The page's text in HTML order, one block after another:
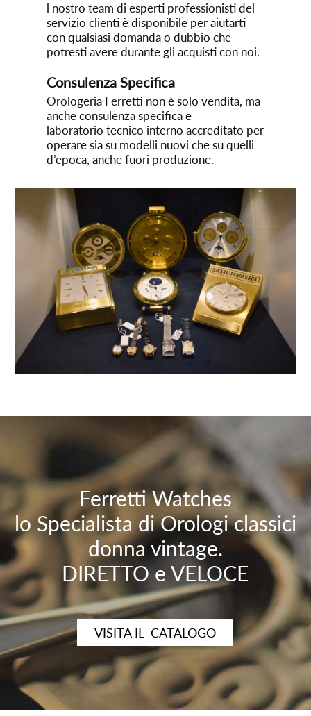
l nostro team di esperti professionisti del
servizio clienti è disponibile per aiutarti
con qualsiasi domanda o dubbio che
potresti avere durante gli acquisti con noi.
Consulenza Specifica
Orologeria Ferretti non è solo vendita, ma
anche consulenza specifica e
laboratorio tecnico interno accreditato per
operare sia su modelli nuovi che su quelli
d’epoca, anche fuori produzione.
Ferretti Watches
lo Specialista di Orologi classici
donna vintage.
DIRETTO e VELOCE
VISITA IL CATALOGO